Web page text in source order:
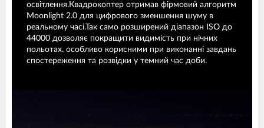
освітлення.Квадрокоптер отримав фірмовий алгоритм
Moonlight 2.0 для цифрового зменшення шуму в
реальному часі.Так само розширений діапазон ISO до
44000 дозволяє покращити видимість при нічних
польотах. особливо корисними при виконанні завдань
спостереження та розвідки у темний час доби.